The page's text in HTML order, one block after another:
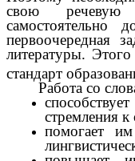
свою речевую
самостоятельно
первоочередная
литературы.
стандарт
Работа со
стремления
помогает им